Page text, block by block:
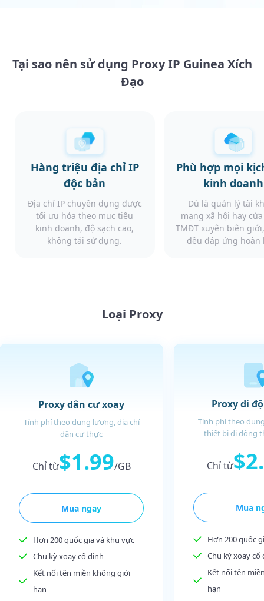
Tại sao nên sử dụng Proxy IP Guinea Xích
Đạo
Hàng triệu địa chỉ IP
độc bản
Địa chỉ IP chuyên dụng được
tối ưu hóa theo mục tiêu
kinh doanh, độ sạch cao,
không tái sử dụng.
Phù hợp mọi
kinh doanh
Dù là quản lý tài
mạng xã hội hay
TMĐT xuyên biên
đều đáp ứng hoàn
Loại Proxy
Proxy dân cư xoay
Tính phí theo dung lượng, địa chỉ
dân cư thực
Chỉ từ$1.99/GB
Mua ngay
Hơn 200 quốc gia và khu vực
Chu kỳ xoay cố định
Kết nối tên miền không giới
hạn
Proxy di
Tính phí theo
thiết bị di động
Chỉ từ
Mua
Hơn 200 quốc
Chu kỳ xoay cố
Kết nối tên
hạn